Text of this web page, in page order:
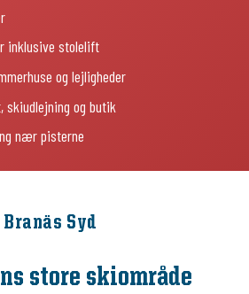
inklusive stolelift
og lejligheder
skiudlejning og butik
nær pisterne
Branäs Syd
store skiområde